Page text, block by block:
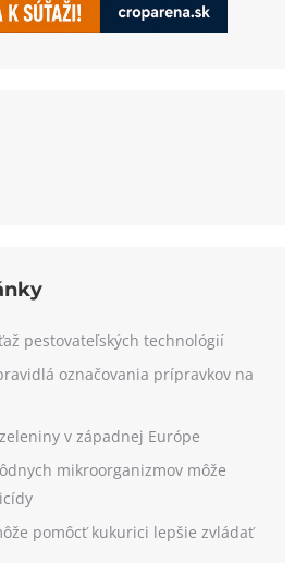
pestovateľských technológií
označovania prípravkov na
v západnej Európe
mikroorganizmov môže
pomôcť kukurici lepšie zvládať